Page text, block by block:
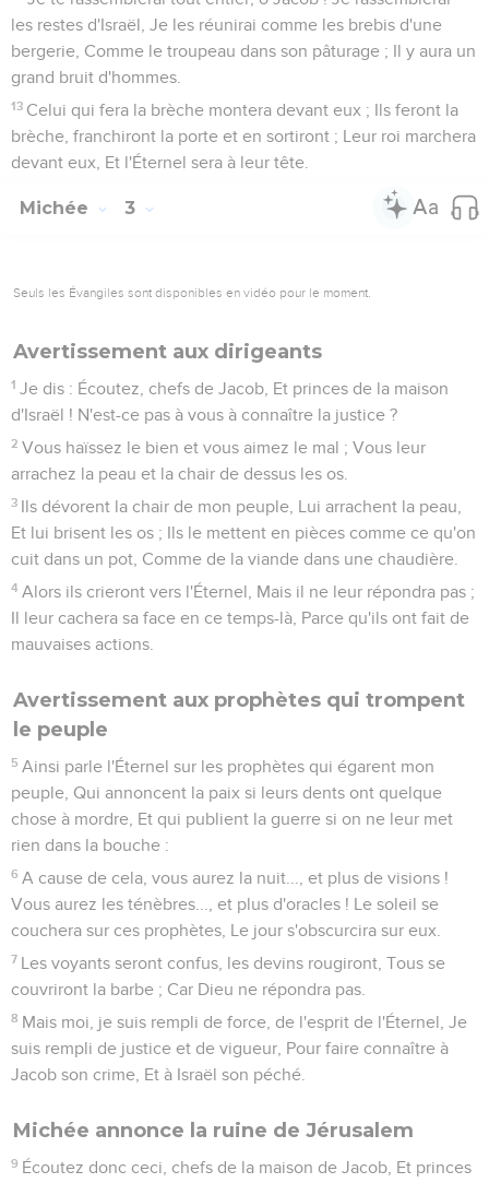
les restes d'Israël, Je les réunirai comme les brebis d'une
bergerie, Comme le troupeau dans son pâturage ; Il y aura un
grand bruit d'hommes.
13 Celui qui fera la brèche montera devant eux ; Ils feront la
brèche, franchiront la porte et en sortiront ; Leur roi marchera
devant eux, Et l'Éternel sera à leur tête.
Michée 3
Seuls les Évangiles sont disponibles en vidéo pour le moment.
Avertissement aux dirigeants
1 Je dis : Écoutez, chefs de Jacob, Et princes de la maison
d'Israël ! N'est-ce pas à vous à connaître la justice ?
2 Vous haïssez le bien et vous aimez le mal ; Vous leur
arrachez la peau et la chair de dessus les os.
3 Ils dévorent la chair de mon peuple, Lui arrachent la peau,
Et lui brisent les os ; Ils le mettent en pièces comme ce qu'on
cuit dans un pot, Comme de la viande dans une chaudière.
4 Alors ils crieront vers l'Éternel, Mais il ne leur répondra pas ;
Il leur cachera sa face en ce temps-là, Parce qu'ils ont fait de
mauvaises actions.
Avertissement aux prophètes qui trompent
le peuple
5 Ainsi parle l'Éternel sur les prophètes qui égarent mon
peuple, Qui annoncent la paix si leurs dents ont quelque
chose à mordre, Et qui publient la guerre si on ne leur met
rien dans la bouche :
6 A cause de cela, vous aurez la nuit..., et plus de visions !
Vous aurez les ténèbres..., et plus d'oracles ! Le soleil se
couchera sur ces prophètes, Le jour s'obscurcira sur eux.
7 Les voyants seront confus, les devins rougiront, Tous se
couvriront la barbe ; Car Dieu ne répondra pas.
8 Mais moi, je suis rempli de force, de l'esprit de l'Éternel, Je
suis rempli de justice et de vigueur, Pour faire connaître à
Jacob son crime, Et à Israël son péché.
Michée annonce la ruine de Jérusalem
9 Écoutez donc ceci, chefs de la maison de Jacob, Et princes